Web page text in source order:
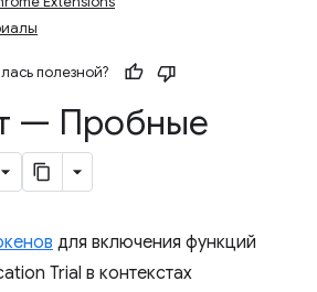
полезной?
— Пробные
для включения функций
Trial в контекстах